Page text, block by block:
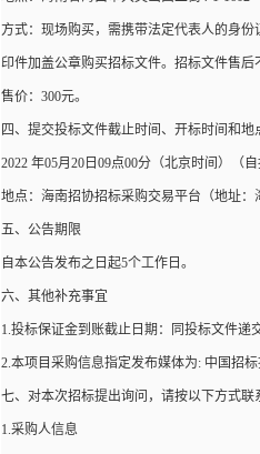
方式：现场购买，需携带法定代表人的身
印件加盖公章购买招标文件。招标文件售
售价：300元。
四、提交投标文件截止时间、开标时间和地
2022 年05月20日09点00分（北京时间）（
地点： 海南招协招标采购交易平台（地址
五、公告期限
自本公告发布之日起5个工作日。
六、其他补充事宜
1.投标保证金到账截止日期：同投标文件递
2.本项目采购信息指定发布媒体为: 中国招
七、对本次招标提出询问，请按以下方式联
1.采购人信息